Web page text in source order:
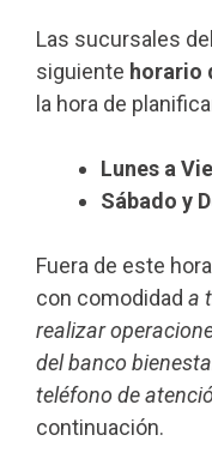
Las sucursales
siguiente horario
la hora de
Lunes a
Sábado y
Fuera de este
con comodidad a
realizar
del banco
teléfono de
continuación.